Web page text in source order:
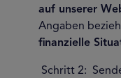
auf unserer
Angaben
finanzielle
Schritt 2: